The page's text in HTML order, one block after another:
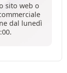
sito web o
dal lunedì